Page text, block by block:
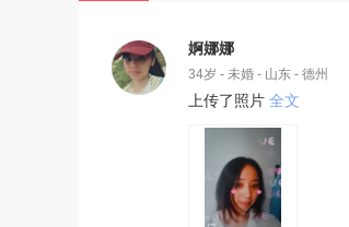
婀娜娜
34岁 - 未婚 - 山东 - 德州
上传了照片 全文